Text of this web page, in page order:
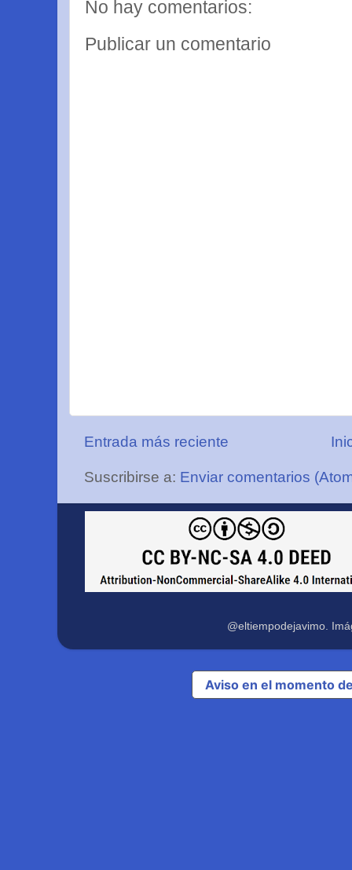
No hay comentarios:
Publicar un comentario
Entrada más reciente
Suscribirse a: Enviar comentarios
@eltiempodejavimo.
Aviso en el momento